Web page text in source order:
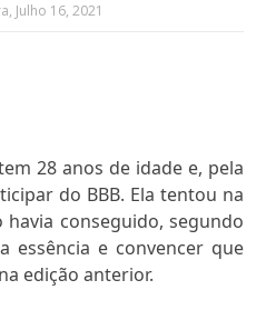
Julho 16, 2021
28 anos de idade e, pela
do BBB. Ela tentou na
havia conseguido, segundo
essência e convencer que
edição anterior.